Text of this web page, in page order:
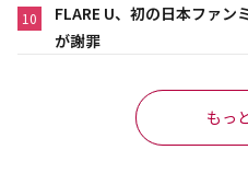
10
FLARE U、初の日本ファ
が謝罪
もっ